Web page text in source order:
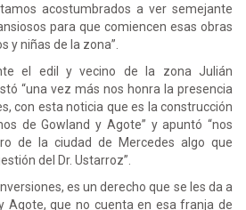
acostumbrados a ver semejante
para que comiencen esas obras
y niñas de la zona”.
el edil y vecino de la zona Julián
“una vez más nos honra la presencia
con esta noticia que es la construcción
de Gowland y Agote” y apuntó “nos
de la ciudad de Mercedes algo que
del Dr. Ustarroz”.
es un derecho que se les da a
Agote, que no cuenta en esa franja de